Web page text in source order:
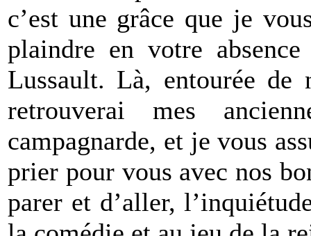
c’est une grâce que je
plaindre en votre
Lussault. Là, entourée de
retrouverai mes
campagnarde, et je vous
prier pour vous avec nos
parer et d’aller,